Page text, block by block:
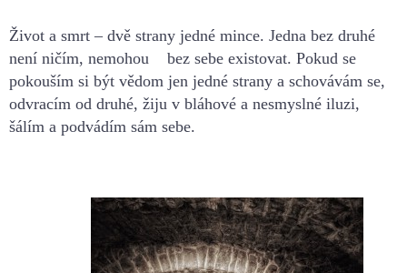
Život a smrt – dvě strany jedné mince. Jedna bez druhé
není ničím, nemohou
bez sebe existovat. Pokud se
pokouším si být vědom jen jedné strany a schovávám se,
odvracím od druhé, žiju v bláhové a nesmyslné iluzi,
šálím a podvádím sám sebe.